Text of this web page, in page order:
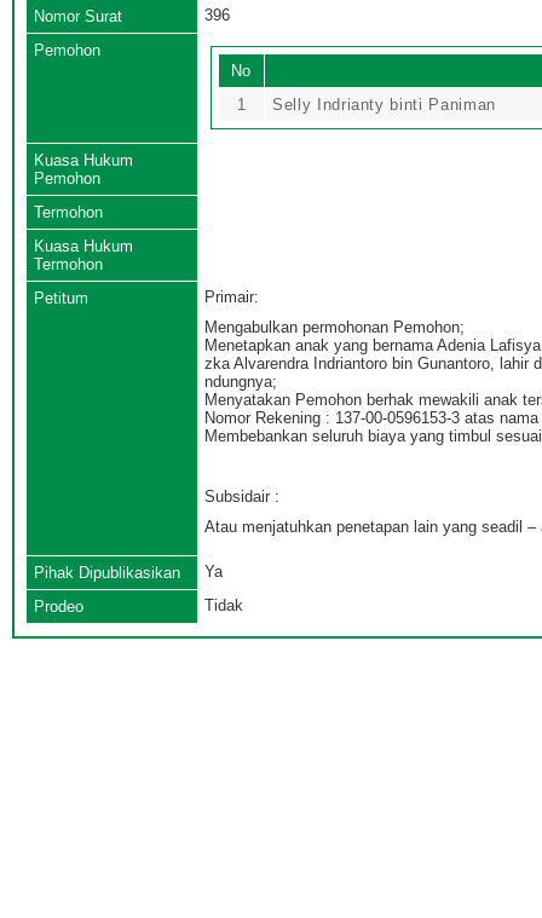
Nomor Surat
396
Pemohon
No
1
Selly Indrianty binti Paniman
Kuasa Hukum
Pemohon
Termohon
Kuasa Hukum
Termohon
Petitum
Primair:
Mengabulkan permohonan Pemohon;
Menetapkan anak yang bernama Adenia
zka Alvarendra Indriantoro bin Gunantoro, lahir
ndungnya;
Menyatakan Pemohon berhak mewakili anak
Nomor Rekening : 137-00-0596153-3 atas
Membebankan seluruh biaya yang timbul
Subsidair :
Atau menjatuhkan penetapan lain yang seadil –
Pihak Dipublikasikan
Ya
Prodeo
Tidak